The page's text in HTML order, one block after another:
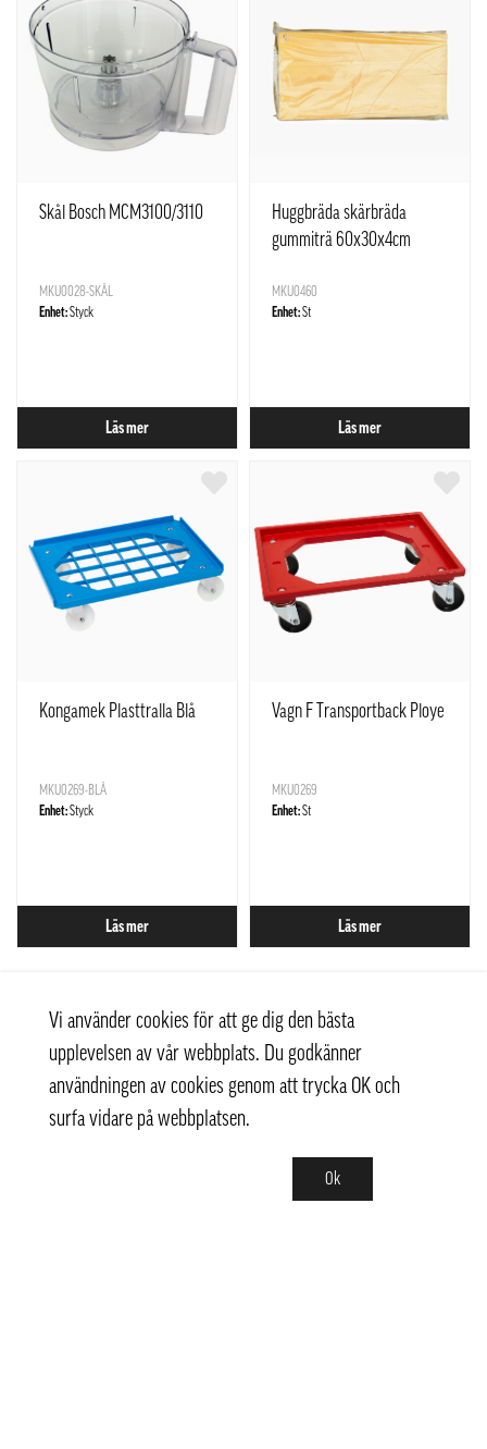
Skål Bosch MCM3100/3110
MKU0028-SKÅL
Enhet:Styck
Läs mer
Huggbräda skärbräda
gummiträ 60x30x4cm
MKU0460
Enhet:St
Läs mer
Kongamek Plasttralla Blå
MKU0269-BLÅ
Enhet:Styck
Läs mer
Vagn F Transportback Ploye
MKU0269
Enhet:St
Läs mer
Vi använder cookies för att ge dig den bästa
upplevelsen av vår webbplats. Du godkänner
användningen av cookies genom att trycka OK och
surfa vidare på webbplatsen.
Ok